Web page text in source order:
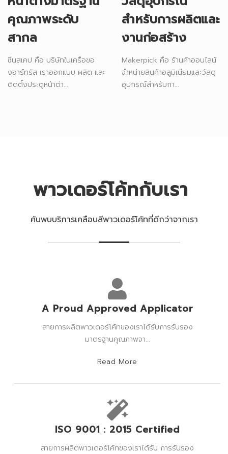
คุณภาพระดับ
สากล
ซีนสเคป คือ บริษัทในเครือขอ
งอาร์ทรัส เราออกแบบ ผลิต และ
ติดตั้งประตูหน้าต่า...
สำหรับการผลิตและ
งานก่อสร้าง
Makerpick คือ ร้านค้าออนไลน์
จำหน่ายสินค้าอลูมิเนียมและวัสดุ
อุปกรณ์สำหรับกา...
พาวเดอร์โค้ทกับเรา
ค้นพบบริการเคลือบสีพาวเดอร์โค้ทที่ดีกว่าจากเรา
A Proud Approved Applicator
สายการผลิตพาวเดอร์โค้ทของเราได้รับการรับรอง
มาตรฐานคุณภาพจา...
Read More
ISO 9001 : 2015 Certified
สายการผลิตพาวเดอร์โค้ทของเราได้รับ การรับรอง